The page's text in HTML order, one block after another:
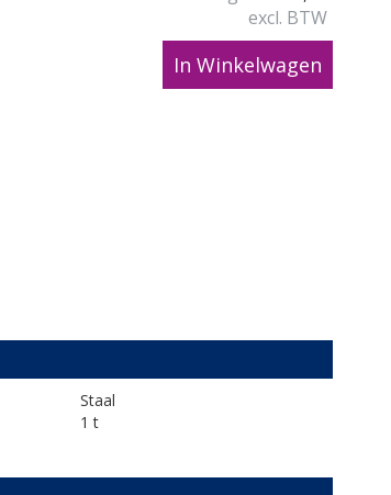
excl. BTW
In Winkelwagen
Staal
1 t